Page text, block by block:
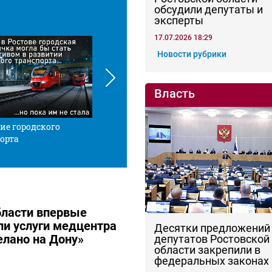
городского
Красной нитью
впервые
услуги медцентра
на Дону»
обсудили депутаты и
эксперты
17.07.2026 18:29
Новости рубрики
Власть
Десятки предложений
депутатов Ростовской
области закрепили в
федеральных законах